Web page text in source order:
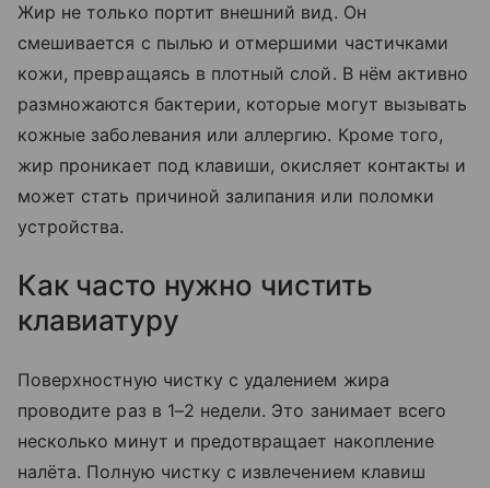
Жир не только портит внешний вид. Он
смешивается с пылью и отмершими частичками
кожи, превращаясь в плотный слой. В нём активно
размножаются бактерии, которые могут вызывать
кожные заболевания или аллергию. Кроме того,
жир проникает под клавиши, окисляет контакты и
может стать причиной залипания или поломки
устройства.
Как часто нужно чистить
клавиатуру
Поверхностную чистку с удалением жира
проводите раз в 1–2 недели. Это занимает всего
несколько минут и предотвращает накопление
налёта. Полную чистку с извлечением клавиш